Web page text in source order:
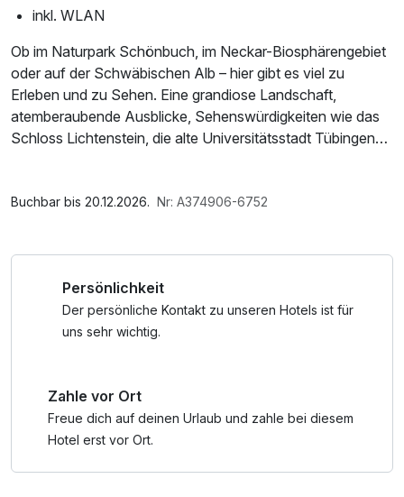
inkl. WLAN
Ob im Naturpark Schönbuch, im Neckar-Biosphärengebiet
oder auf der Schwäbischen Alb – hier gibt es viel zu
Erleben und zu Sehen. Eine grandiose Landschaft,
atemberaubende Ausblicke, Sehenswürdigkeiten wie das
Schloss Lichtenstein, die alte Universitätsstadt Tübingen
Wochenende. Besonders empfehlen wir Ihnen einen
Freuen Sie sich bei Ihrer Rückkehr auf ein köstliches
Abendessen mit feinen Speisen und einen Plausch auf
*Restaurant Ruhetage: Montag und Dienstag
1 x Welcome Drink, 1 Flasche Mineralwasser, Parkplatz, W-
Buchbar bis 20.12.2026. Nr: A374906-6752
Persönlichkeit
Der persönliche Kontakt zu unseren Hotels ist für
uns sehr wichtig.
Zahle vor Ort
Freue dich auf deinen Urlaub und zahle bei diesem
Hotel erst vor Ort.